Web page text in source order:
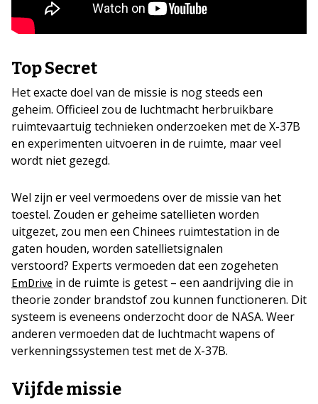
Top Secret
Het exacte doel van de missie is nog steeds een
geheim. Officieel zou de luchtmacht herbruikbare
ruimtevaartuig technieken onderzoeken met de X-37B
en experimenten uitvoeren in de ruimte, maar veel
wordt niet gezegd.
Wel zijn er veel vermoedens over de missie van het
toestel. Zouden er geheime satellieten worden
uitgezet, zou men een Chinees ruimtestation in de
gaten houden, worden satellietsignalen
verstoord? Experts vermoeden dat een zogeheten
EmDrive in de ruimte is getest – een aandrijving die in
theorie zonder brandstof zou kunnen functioneren. Dit
systeem is eveneens onderzocht door de NASA. Weer
anderen vermoeden dat de luchtmacht wapens of
verkenningssystemen test met de X-37B.
Vijfde missie